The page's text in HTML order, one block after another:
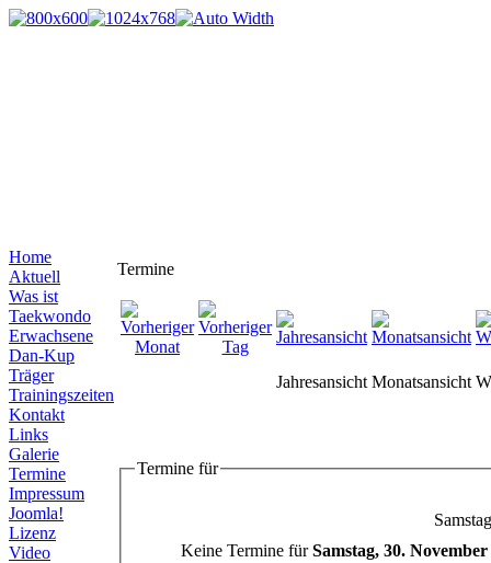
Home
Aktuell
Was ist
Taekwondo
Erwachsene
Dan-Kup
Träger
Trainingszeiten
Kontakt
Links
Galerie
Termine
Impressum
Joomla!
Lizenz
Video
Termine
Jahresansicht Monatsansicht
Termine für
Keine Termine fürSamstag, 30. November